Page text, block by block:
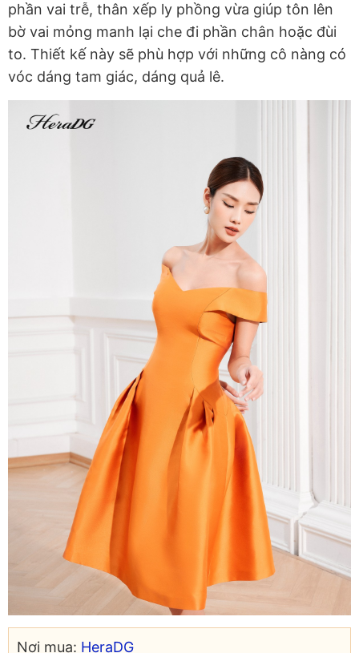
phần vai trễ, thân xếp ly phồng vừa giúp tôn lên
bờ vai mỏng manh lại che đi phần chân hoặc đùi
to. Thiết kế này sẽ phù hợp với những cô nàng có
vóc dáng tam giác, dáng quả lê.
Nơi mua: HeraDG